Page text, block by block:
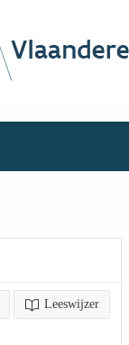
Leeswijzer